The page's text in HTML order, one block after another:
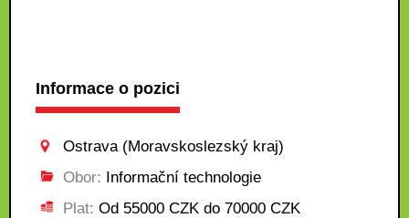
Informace o pozici
Ostrava (Moravskoslezský kraj)
Obor: Informační technologie
Plat: Od 55000 CZK do 70000 CZK